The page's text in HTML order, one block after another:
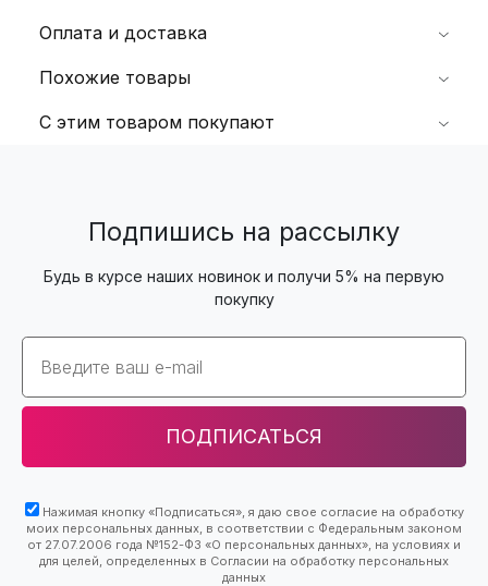
С этим товаром покупают
Оплата и доставка
Похожие товары
Подпишись на рассылку
Будь в курсе наших новинок и получи 5% на первую
покупку
Email
ПОДПИСАТЬСЯ
Нажимая кнопку «Подписаться», я даю свое согласие на обработку
моих персональных данных, в соответствии с Федеральным законом
от 27.07.2006 года №152-ФЗ «О персональных данных», на условиях и
для целей, определенных в Согласии на обработку персональных
данных